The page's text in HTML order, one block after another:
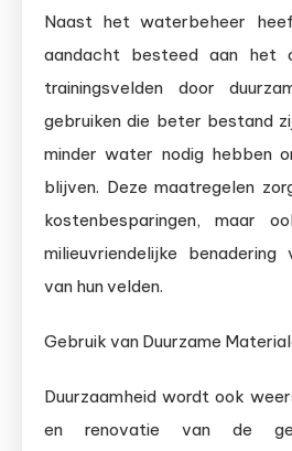
Naast het waterbeheer
aandacht besteed aan het
trainingsvelden door
gebruiken die beter bestand
minder water nodig hebben
blijven. Deze maatregelen
kostenbesparingen, maar
milieuvriendelijke
van hun velden.
Gebruik van Duurzame
Duurzaamheid wordt ook
en renovatie van de